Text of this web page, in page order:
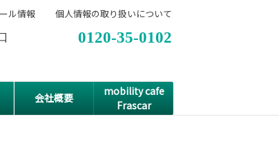
0120-35-0102
会社概要
mobility cafe
Frascar
ル情報 個人情報の取り扱いについて